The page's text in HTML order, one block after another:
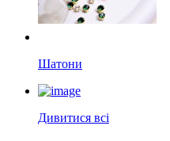
Шатони
Дивитися всі